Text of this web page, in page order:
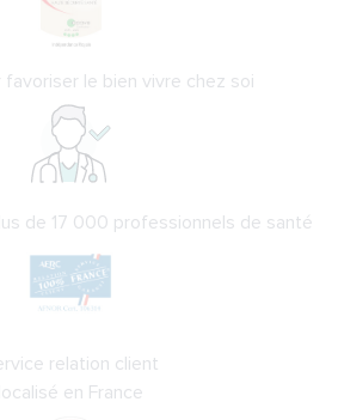
favoriser le bien vivre chez soi
de 17 000 professionnels de santé
relation client
localisé en France